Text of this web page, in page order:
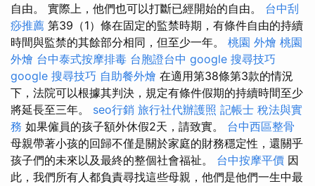
自由。 實際上，他們也可以打斷已經開始的自由。 台中刮
痧推薦 第39（1）條在固定的監禁時期，有條件自由的持續
時間與監禁的其餘部分相同，但至少一年。 桃園 外燴 桃園
外燴 台中泰式按摩排毒 台胞證台中 google 搜尋技巧
google 搜尋技巧 自助餐外燴 在適用第38條第3款的情況
下，法院可以根據其判決，規定有條件假期的持續時間至少
將延長至三年。 seo行銷 旅行社代辦護照 記帳士 稅法與實
務 如果僱員的孩子額外休假2天，請致實。 台中西區整骨
母親帶著小孩的回歸不僅是關於家庭的財務穩定性，還關乎
孩子們的未來以及最終的整個社會福祉。 台中按摩平價 因
此，我們所有人都負責尋找這些母親，他們是他們一生中最